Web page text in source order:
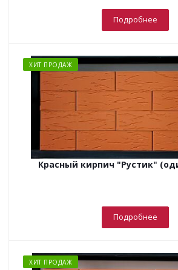
Подробнее
ХИТ ПРОДАЖ
Красный кирпич "Рустик"
Подробнее
ХИТ ПРОДАЖ